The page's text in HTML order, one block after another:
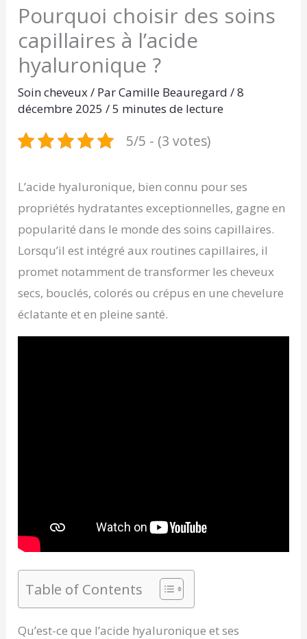
Pourquoi choisir des soins
capillaires à l’acide
hyaluronique ?
Soin cheveux/ ParCamille Beauregard/8
décembre 2025/5 minutes de lecture
5/5 - (3 votes)
L’acide hyaluronique, bien connu pour ses
propriétés hydratantes exceptionnelles, gagne en
popularité dans le monde des soins capillaires.
Lorsqu’il est intégré aux routines capillaires, il
promet notamment de transformer les cheveux
secs, bouclés, colorés ou crépus en une chevelure
éclatante et en pleine santé.
Table of Contents
Qu’est-ce que l’acide hyaluronique et ses